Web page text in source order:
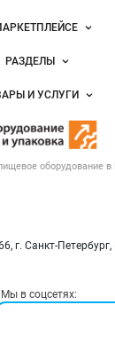
и контакты
оборудование в
г. Санкт-
Новости Eqinfo.ru
рекламы
оферта
информация
персональных
РАЗДЕЛЫ
Объявления
Вакансии
И УСЛУГИ
для пищепрома
Тара и упаковка
у оборудование
Мы в соцсетях: